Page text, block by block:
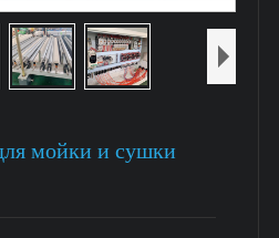
мойки и сушки